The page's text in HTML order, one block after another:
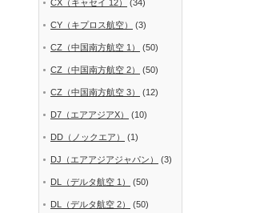
CX（キャセイ 12） (34)
CY（キプロス航空） (3)
CZ（中国南方航空 1） (50)
CZ（中国南方航空 2） (50)
CZ（中国南方航空 3） (12)
D7（エアアジアX） (10)
DD（ノックエア） (1)
DJ（エアアジアジャパン） (3)
DL（デルタ航空 1） (50)
DL（デルタ航空 2） (50)